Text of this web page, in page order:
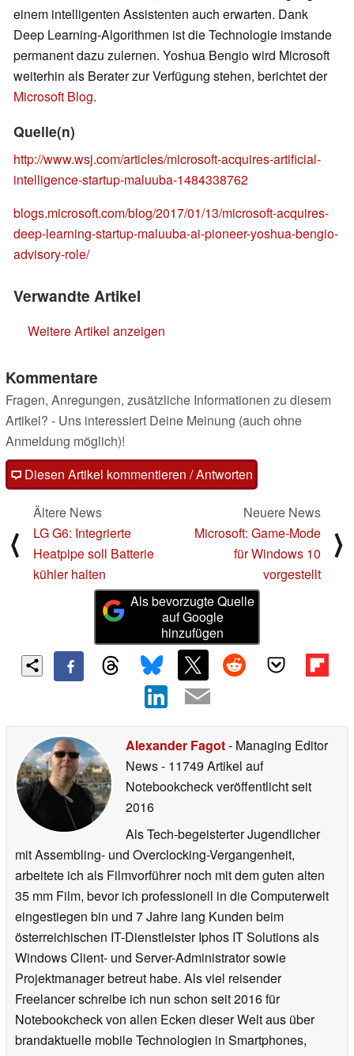
einem intelligenten Assistenten auch erwarten. Dank
Deep Learning-Algorithmen ist die Technologie imstande
permanent dazu zulernen. Yoshua Bengio wird Microsoft
weiterhin als Berater zur Verfügung stehen, berichtet der
Microsoft Blog.
Quelle(n)
http://www.wsj.com/articles/microsoft-acquires-artificial-
intelligence-startup-maluuba-1484338762
blogs.microsoft.com/blog/2017/01/13/microsoft-acquires-
deep-learning-startup-maluuba-ai-pioneer-yoshua-bengio-
advisory-role/
Verwandte Artikel
Weitere Artikel anzeigen
Kommentare
Fragen, Anregungen, zusätzliche Informationen zu diesem
Artikel? - Uns interessiert Deine Meinung (auch ohne
Anmeldung möglich)!
Diesen Artikel kommentieren / Antworten
⟨
Ältere News
LG G6: Integrierte
Heatpipe soll Batterie
kühler halten
Neuere News
Microsoft: Game-Mode
für Windows 10
vorgestellt
⟩
Als bevorzugte Quelle
auf Google
hinzufügen
Alexander Fagot- Managing Editor
News- 11749 Artikel auf
Notebookcheck veröffentlichtseit
2016
Als Tech-begeisterter Jugendlicher
mit Assembling- und Overclocking-Vergangenheit,
arbeitete ich als Filmvorführer noch mit dem guten alten
35 mm Film, bevor ich professionell in die Computerwelt
eingestiegen bin und 7 Jahre lang Kunden beim
österreichischen IT-Dienstleister Iphos IT Solutions als
Windows Client- und Server-Administrator sowie
Projektmanager betreut habe. Als viel reisender
Freelancer schreibe ich nun schon seit 2016 für
Notebookcheck von allen Ecken dieser Welt aus über
brandaktuelle mobile Technologien in Smartphones,